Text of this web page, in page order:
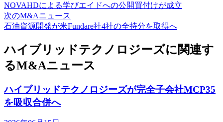
NOVAHDによる学びエイドへの公開買付けが成立
次のM&Aニュース
石油資源開発が米Fundare社4社の全持分を取得へ
ハイブリッドテクノロジーズに関連す
るM&Aニュース
ハイブリッドテクノロジーズが完全子会社MCP35
を吸収合併へ